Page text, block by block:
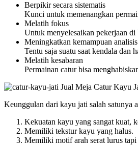
Berpikir secara sistematis
Kunci untuk memenangkan
Melatih fokus
Untuk menyelesaikan pekerjaan
Meningkatkan kemampuan analisis
Tentu saja suatu saat kendala dan
Melatih kesabaran
Permainan catur bisa
Keunggulan dari kayu jati salah satunya
Kekuatan kayu yang sangat kuat,
Memiliki tekstur kayu yang halus.
Memiliki motif arah serat lurus tapi